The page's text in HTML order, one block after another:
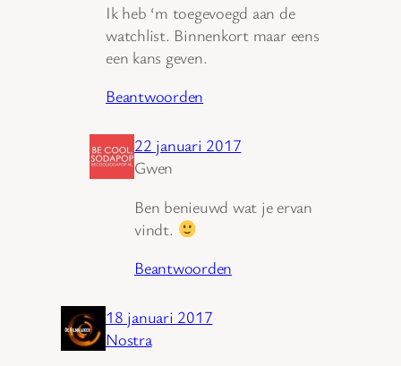
Ik heb ‘m toegevoegd aan de
watchlist. Binnenkort maar eens
een kans geven.
Beantwoorden
22 januari 2017
Gwen
Ben benieuwd wat je ervan
vindt.
Beantwoorden
18 januari 2017
Nostra